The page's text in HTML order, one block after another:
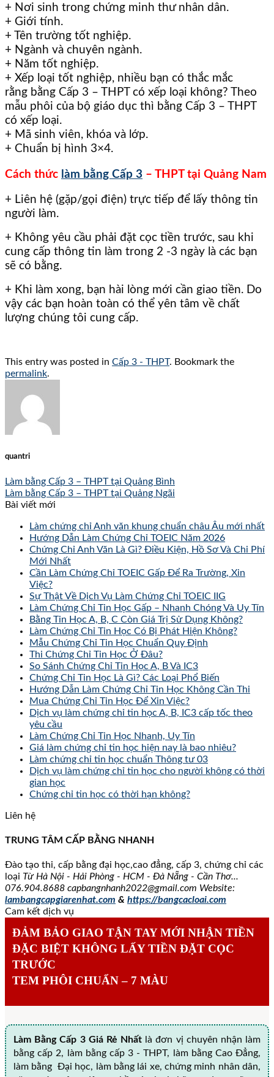
+ Nơi sinh trong chứng minh thư nhân dân.
+ Giới tính.
+ Tên trường tốt nghiệp.
+ Ngành và chuyên ngành.
+ Năm tốt nghiệp.
+ Xếp loại tốt nghiệp, nhiều bạn có thắc mắc
rằng bằng Cấp 3 – THPT có xếp loại không? Theo
mẫu phôi của bộ giáo dục thì bằng Cấp 3 – THPT
có xếp loại.
+ Mã sinh viên, khóa và lớp.
+ Chuẩn bị hình 3×4.
Cách thức làm bằng Cấp 3 – THPT tại Quảng Nam
+ Liên hệ (gặp/gọi điện) trực tiếp để lấy thông tin
người làm.
+ Không yêu cầu phải đặt cọc tiền trước, sau khi
cung cấp thông tin làm trong 2 -3 ngày là các bạn
sẽ có bằng.
+ Khi làm xong, bạn hài lòng mới cần giao tiền. Do
vậy các bạn hoàn toàn có thể yên tâm về chất
lượng chúng tôi cung cấp. ​
This entry was posted in Cấp 3 - THPT. Bookmark the
permalink.
quantri
Làm bằng Cấp 3 – THPT tại Quảng Bình
Làm bằng Cấp 3 – THPT tại Quảng Ngãi
Bài viết mới
Làm chứng chỉ Anh văn khung chuẩn châu Âu mới nhất
Hướng Dẫn Làm Chứng Chỉ TOEIC Năm 2026
Chứng Chỉ Anh Văn Là Gì? Điều Kiện, Hồ Sơ Và Chi Phí
Mới Nhất
Cần Làm Chứng Chỉ TOEIC Gấp Để Ra Trường, Xin
Việc?
Sự Thật Về Dịch Vụ Làm Chứng Chỉ TOEIC IIG
Làm Chứng Chỉ Tin Học Gấp – Nhanh Chóng Và Uy Tín
Bằng Tin Học A, B, C Còn Giá Trị Sử Dụng Không?
Làm Chứng Chỉ Tin Học Có Bị Phát Hiện Không?
Mẫu Chứng Chỉ Tin Học Chuẩn Quy Định
Thi Chứng Chỉ Tin Học Ở Đâu?
So Sánh Chứng Chỉ Tin Học A, B Và IC3
Chứng Chỉ Tin Học Là Gì? Các Loại Phổ Biến
Hướng Dẫn Làm Chứng Chỉ Tin Học Không Cần Thi
Mua Chứng Chỉ Tin Học Để Xin Việc?
Dịch vụ làm chứng chỉ tin học A, B, IC3 cấp tốc theo
yêu cầu
Làm Chứng Chỉ Tin Học Nhanh, Uy Tín
Giá làm chứng chỉ tin học hiện nay là bao nhiêu?
Làm chứng chỉ tin học chuẩn Thông tư 03
Dịch vụ làm chứng chỉ tin học cho người không có thời
gian học
Chứng chỉ tin học có thời hạn không?
Liên hệ
TRUNG TÂM CẤP BẰNG NHANH
Đào tạo thi, cấp bằng đại học,cao đẳng, cấp 3, chứng chỉ các
loại Từ Hà Nội - Hải Phòng - HCM - Đà Nẵng - Cần Thơ...
076.904.8688 capbangnhanh2022@gmail.com Website:
lambangcapgiarenhat.com & https://bangcacloai.com
Cam kết dịch vụ
ĐẢM BẢO GIAO TẬN TAY MỚI NHẬN TIỀN
ĐẶC BIỆT KHÔNG LẤY TIỀN ĐẶT CỌC
TRƯỚC
TEM PHÔI CHUẨN – 7 MÀU
Làm Bằng Cấp 3 Giá Rẻ Nhất là đơn vị chuyên nhận làm
bằng cấp 2, làm bằng cấp 3 - THPT, làm bằng Cao Đẳng,
làm bằng Đại học, làm bằng lái xe, chứng minh nhân dân,